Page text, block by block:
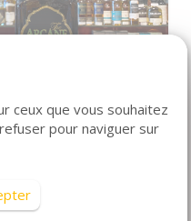
Nous Consulter
ceux que vous souhaitez
pour naviguer sur